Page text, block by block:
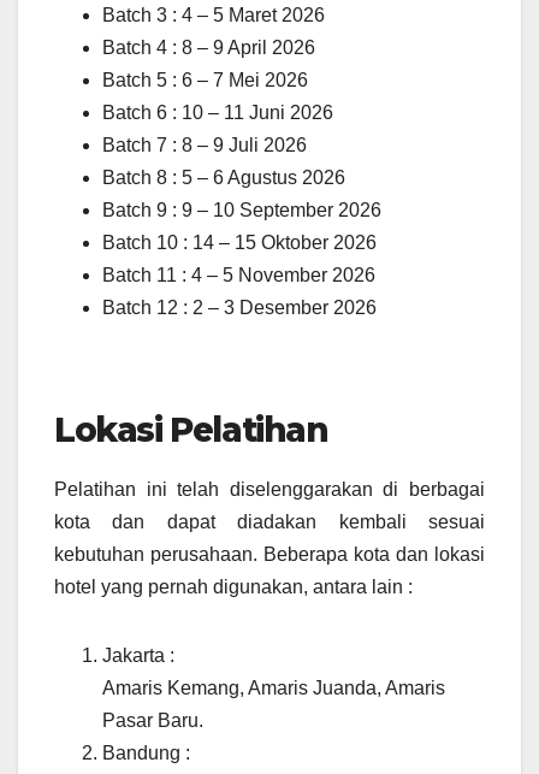
Batch 3 : 4 – 5 Maret 2026
Batch 4 : 8 – 9 April 2026
Batch 5 : 6 – 7 Mei 2026
Batch 6 : 10 – 11 Juni 2026
Batch 7 : 8 – 9 Juli 2026
Batch 8 : 5 – 6 Agustus 2026
Batch 9 : 9 – 10 September 2026
Batch 10 : 14 – 15 Oktober 2026
Batch 11 : 4 – 5 November 2026
Batch 12 : 2 – 3 Desember 2026
Lokasi Pelatihan
Pelatihan ini telah diselenggarakan di berbagai
kota dan dapat diadakan kembali sesuai
kebutuhan perusahaan. Beberapa kota dan lokasi
hotel yang pernah digunakan, antara lain :
Jakarta :
Amaris Kemang, Amaris Juanda, Amaris
Pasar Baru.
Bandung :